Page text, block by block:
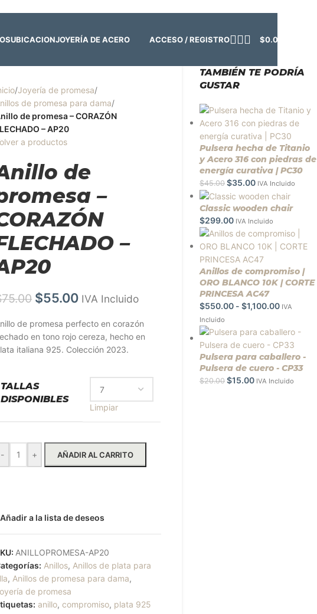
UBICACIONJOYERÍA DE ACERO ACCESO / REGISTRO $0.00
/Joyería de promesa/
de promesa para dama/
de promesa – CORAZÓN
– AP20
a productos
de
–
–
75.00 $55.00 IVA Incluido
de promesa perfecto en corazón
en tono rojo cereza, hecho en
italiana 925. Colección 2023.
TALLAS
DISPONIBLES
Limpiar
- + AÑADIR AL CARRITO
Añadir a la lista de deseos
ANILLOPROMESA-AP20
Anillos, Anillos de plata para
, Anillos de promesa para dama,
de promesa
anillo, compromiso, plata 925
TAMBIÉN TE PODRÍA
GUSTAR
Pulsera hecha de Titanio
y Acero 316 con piedras de
energía curativa | PC30
$45.00 $35.00 IVA Incluido
Classic wooden chair
$299.00 IVA Incluido
Anillos de compromiso |
ORO BLANCO 10K | CORTE
PRINCESA AC47
$550.00 - $1,100.00 IVA
Incluido
Pulsera para caballero -
Pulsera de cuero - CP33
$20.00 $15.00 IVA Incluido